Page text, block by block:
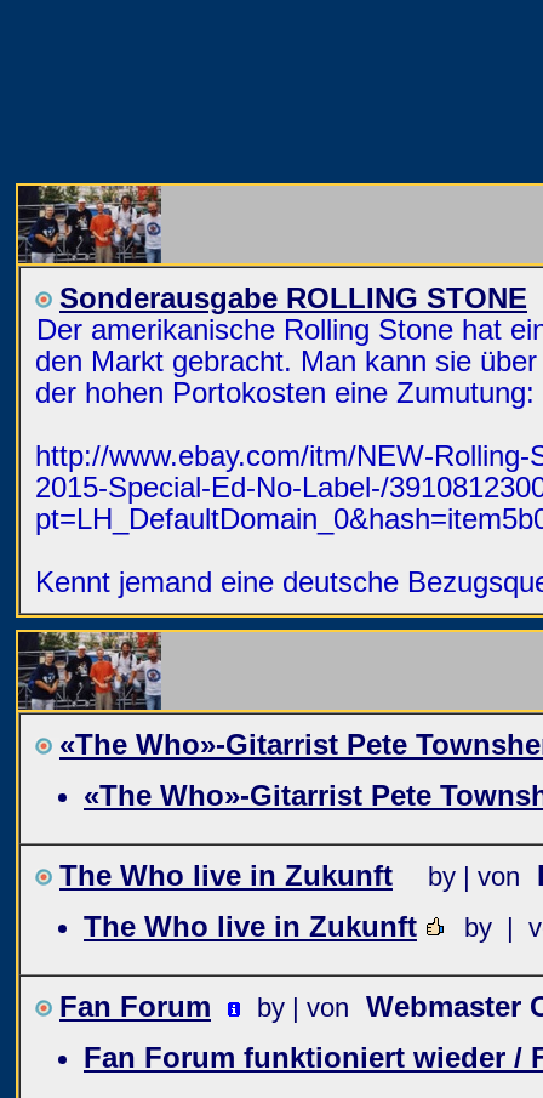
Sonderausgabe ROLLING STONE
Der amerikanische Rolling Stone hat
den Markt gebracht. Man kann sie
der hohen Portokosten eine Zumutung:
http://www.ebay.com/itm/NEW-
2015-Special-Ed-No-Label-/
Kennt jemand eine deutsche
«The Who»-Gitarrist Pete
«The Who»-Gitarrist Pete
The Who live in Zukunft by | von
The Who live in Zukunft
by |
Fan Forum by | von Webmaster
Fan Forum funktioniert wieder /